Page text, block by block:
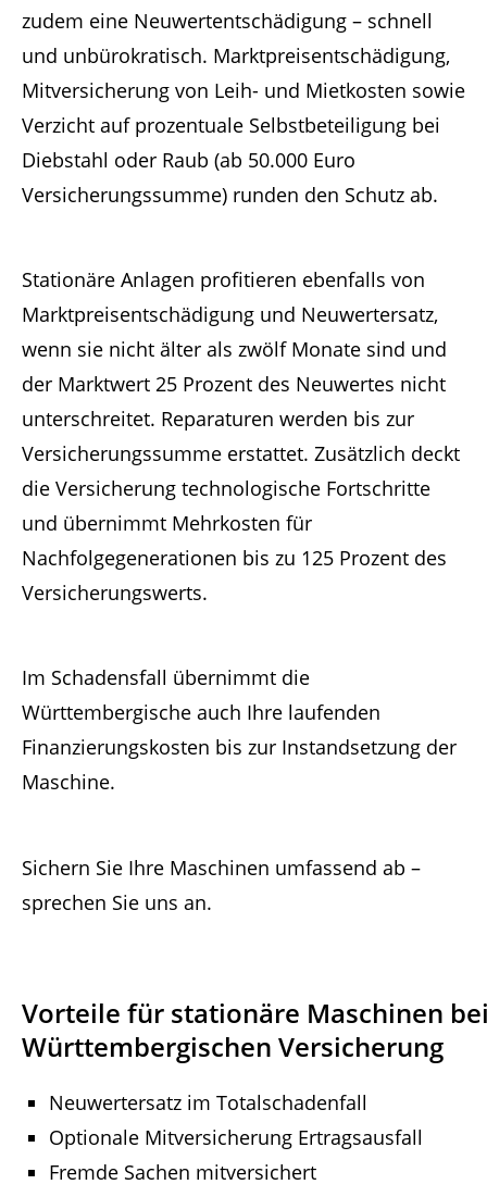
zudem eine Neuwertentschädigung – schnell
und unbürokratisch. Marktpreisentschädigung,
Mitversicherung von Leih- und Mietkosten sowie
Verzicht auf prozentuale Selbstbeteiligung bei
Diebstahl oder Raub (ab 50.000 Euro
Versicherungssumme) runden den Schutz ab.
Stationäre Anlagen profitieren ebenfalls von
Marktpreisentschädigung und Neuwertersatz,
wenn sie nicht älter als zwölf Monate sind und
der Marktwert 25 Prozent des Neuwertes nicht
unterschreitet. Reparaturen werden bis zur
Versicherungssumme erstattet. Zusätzlich deckt
die Versicherung technologische Fortschritte
und übernimmt Mehrkosten für
Nachfolgegenerationen bis zu 125 Prozent des
Versicherungswerts.
Im Schadensfall übernimmt die
Württembergische auch Ihre laufenden
Finanzierungskosten bis zur Instandsetzung der
Maschine.
Sichern Sie Ihre Maschinen umfassend ab –
sprechen Sie uns an.
Vorteile für stationäre Maschinen
Württembergischen Versicherung
Neuwertersatz im Totalschadenfall
Optionale Mitversicherung Ertragsausfall
Fremde Sachen mitversichert